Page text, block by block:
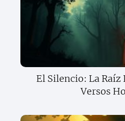
El Silencio: La Raíz
Versos